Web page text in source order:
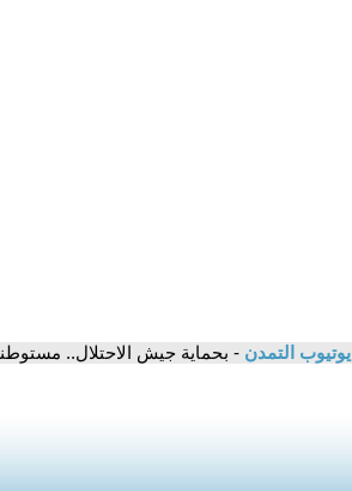
يوتيوب التمدن - بحماية جيش الاحتلال..